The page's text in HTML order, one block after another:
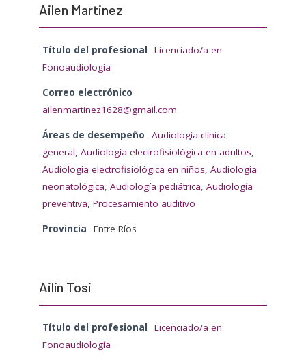
Ailen Martinez
Título del profesional
Licenciado/a en
Fonoaudiología
Correo electrónico
ailenmartinez1628@gmail.com
Áreas de desempeño
Audiología clínica
general, Audiología electrofisiológica en adultos,
Audiología electrofisiológica en niños, Audiología
neonatológica, Audiología pediátrica, Audiología
preventiva, Procesamiento auditivo
Provincia Entre Ríos
Ailín Tosi
Título del profesional
Licenciado/a en
Fonoaudiología